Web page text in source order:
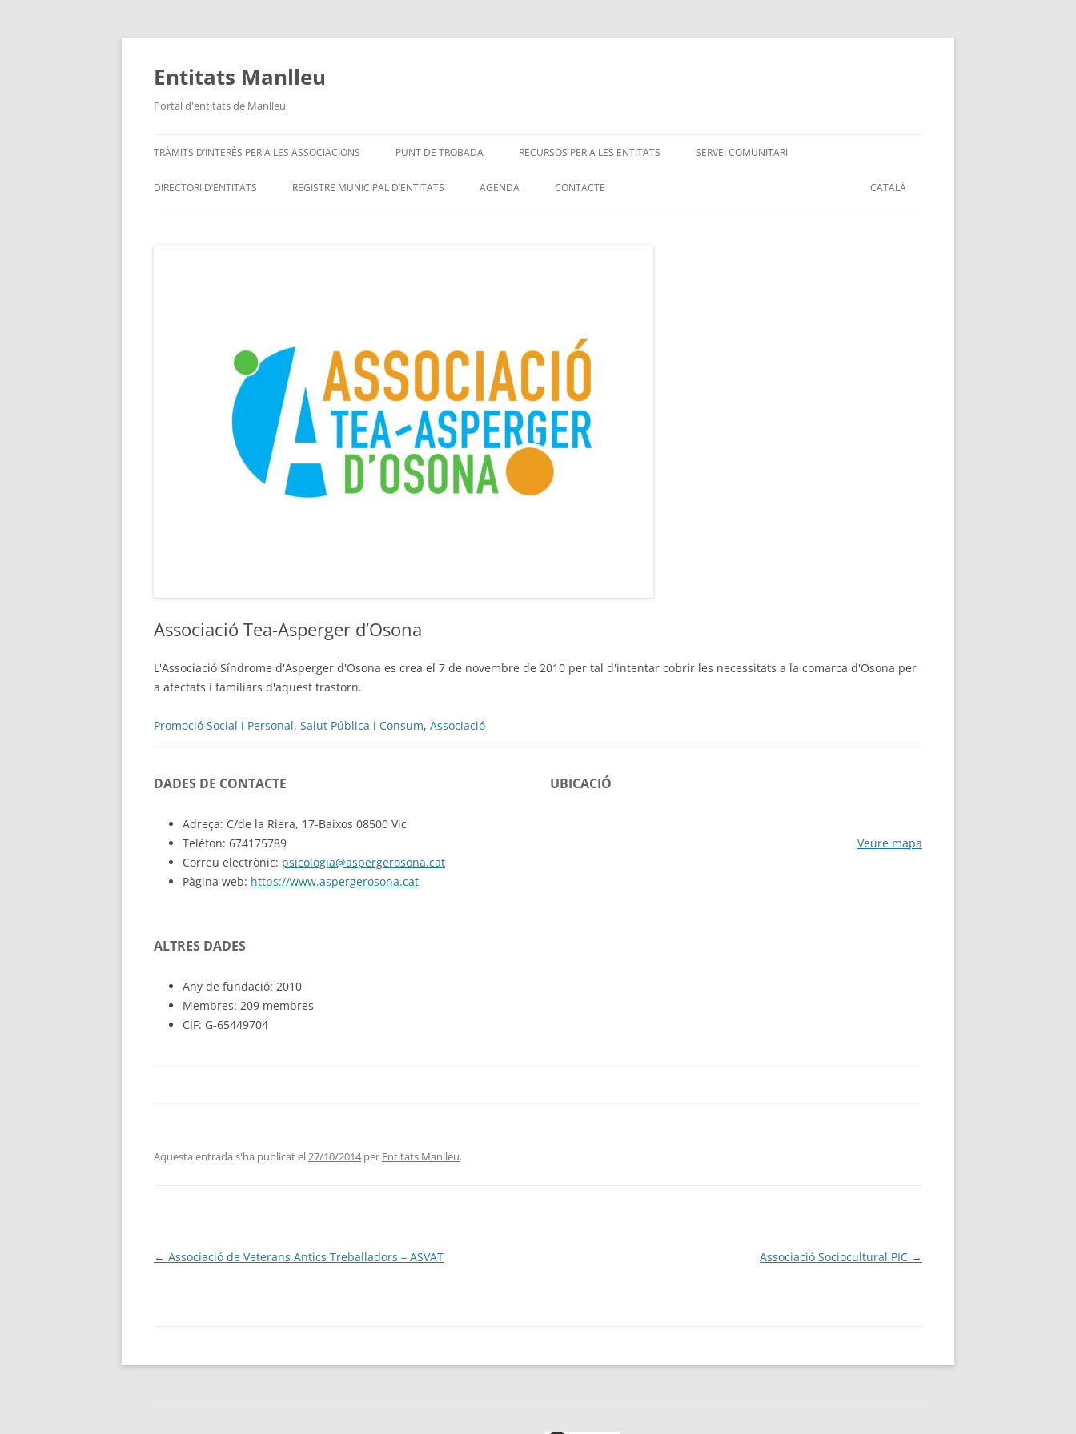
Vés
contingut
Entitats Manlleu
Portal d'entitats de Manlleu
TRÀMITS D’INTERÈS PER A LES ASSOCIACIONS PUNT DE TROBADA RECURSOS PER A LES ENTITATS SERVEI COMUNITARI
DIRECTORI D’ENTITATS REGISTRE MUNICIPAL D’ENTITATS AGENDA CONTACTE CATALÀ
Associació Tea-Asperger d’Osona
L'Associació Síndrome d'Asperger d'Osona es crea el 7 de novembre de 2010 per tal d'intentar cobrir les necessitats a la comarca d'Osona per
a afectats i familiars d'aquest trastorn.
Promoció Social i Personal, Salut Pública i Consum, Associació
DADES DE CONTACTE
Adreça: C/de la Riera, 17-Baixos 08500 Vic
Telèfon: 674175789
Correu electrònic: psicologia@aspergerosona.cat
Pàgina web: https://www.aspergerosona.cat
ALTRES DADES
Any de fundació: 2010
Membres: 209 membres
CIF: G-65449704
UBICACIÓ
Veure mapa
Aquesta entrada s'ha publicat el27/10/2014per Entitats Manlleu.
Navegació
← Associació de Veterans Antics Treballadors – ASVAT Associació Sociocultural PIC →